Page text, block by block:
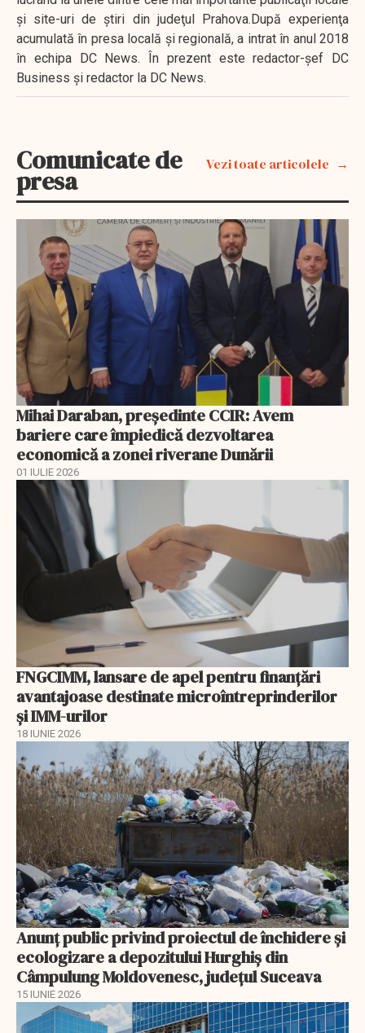
şi site-uri de ştiri din judeţul Prahova.După experienţa
acumulată în presa locală şi regională, a intrat în anul 2018
în echipa DC News. În prezent este redactor-şef DC
Business şi redactor la DC News.
Comunicate de
presa
Vezi toate articolele
Mihai Daraban, preşedinte CCIR: Avem
bariere care împiedică dezvoltarea
economică a zonei riverane Dunării
01 IULIE 2026
FNGCIMM, lansare de apel pentru finanțări
avantajoase destinate microîntreprinderilor
și IMM-urilor
18 IUNIE 2026
Anunţ public privind proiectul de închidere și
ecologizare a depozitului Hurghiș din
Câmpulung Moldovenesc, judeţul Suceava
15 IUNIE 2026